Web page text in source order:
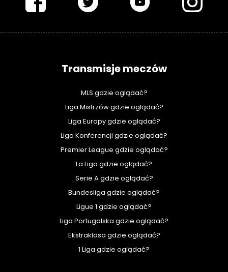
Transmisje meczów
MLS gdzie oglądać?
Liga Mistrzów gdzie oglądać?
Liga Europy gdzie oglądać?
Liga Konferencji gdzie oglądać?
Premier League gdzie oglądać?
La Liga gdzie oglądać?
Serie A gdzie oglądać?
Bundesliga gdzie oglądać?
Ligue 1 gdzie oglądać?
Liga Portugalska gdzie oglądać?
Ekstraklasa gdzie oglądać?
1 Liga gdzie oglądać?